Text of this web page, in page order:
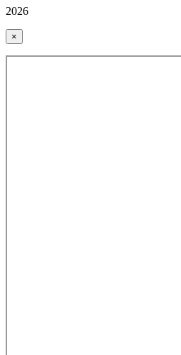
2026
×